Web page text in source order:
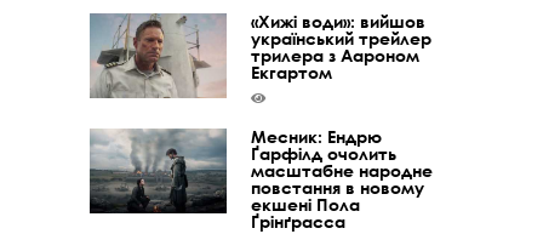
«Хижі води»: вийшов
український трейлер
трилера з Аароном
Екгартом
Месник: Ендрю
Ґарфілд очолить
масштабне народне
повстання в новому
екшені Пола
Ґрінґрасса